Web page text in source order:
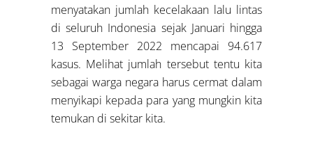
menyatakan jumlah kecelakaan lalu lintas
di seluruh Indonesia sejak Januari hingga
13 September 2022 mencapai 94.617
kasus. Melihat jumlah tersebut tentu kita
sebagai warga negara harus cermat dalam
menyikapi kepada para yang mungkin kita
temukan di sekitar kita.